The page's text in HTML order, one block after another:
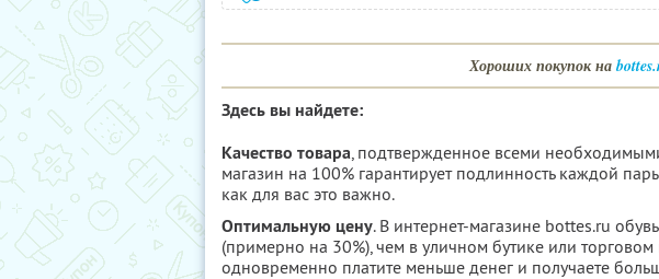
Хороших покупок на
Здесь вы найдете:
Качество товара, подтвержденное всеми
магазин на 100% гарантирует подлинность каждой
как для вас это важно.
Оптимальную цену. В интернет-магазине bottes.ru
(примерно на 30%), чем в уличном бутике или
одновременно платите меньше денег и получаете